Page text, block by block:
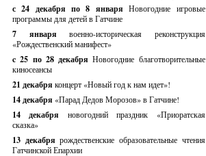
с 24 декабря по 8 январяНовогодние игровые
программы для детей в Гатчине
7 январявоенно-историческая реконструкция
«Рождественский манифест»
c 25 по 28 декабряНовогодние благотворительные
киносеансы
21 декабря концерт «Новый год к нам идет»!
14 декабря «Парад Дедов Морозов» в Гатчине!
14 декабря новогодний праздник «Приоратская
сказка»
13 декабрярождественские образовательные чтения
Гатчинской Епархии